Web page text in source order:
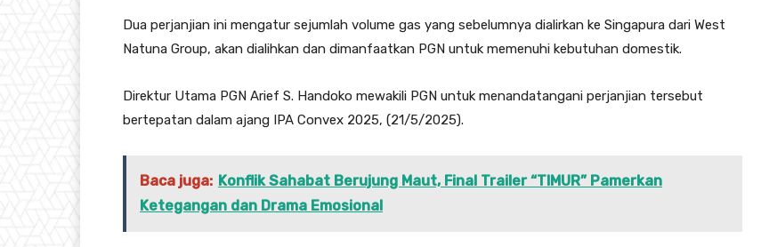
Dua perjanjian ini mengatur sejumlah volume gas yang sebelumnya dialirkan ke Singapura dari West
Natuna Group, akan dialihkan dan dimanfaatkan PGN untuk memenuhi kebutuhan domestik.
Direktur Utama PGN Arief S. Handoko mewakili PGN untuk menandatangani perjanjian tersebut
bertepatan dalam ajang IPA Convex 2025, (21/5/2025).
Baca juga: Konflik Sahabat Berujung Maut, Final Trailer “TIMUR” Pamerkan
Ketegangan dan Drama Emosional